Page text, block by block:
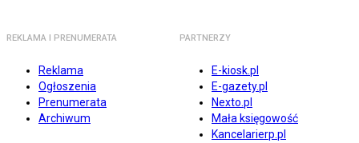
REKLAMA I PRENUMERATA
Reklama
Ogłoszenia
Prenumerata
Archiwum
PARTNERZY
E-kiosk.pl
E-gazety.pl
Nexto.pl
Mała księgowość
Kancelarierp.pl